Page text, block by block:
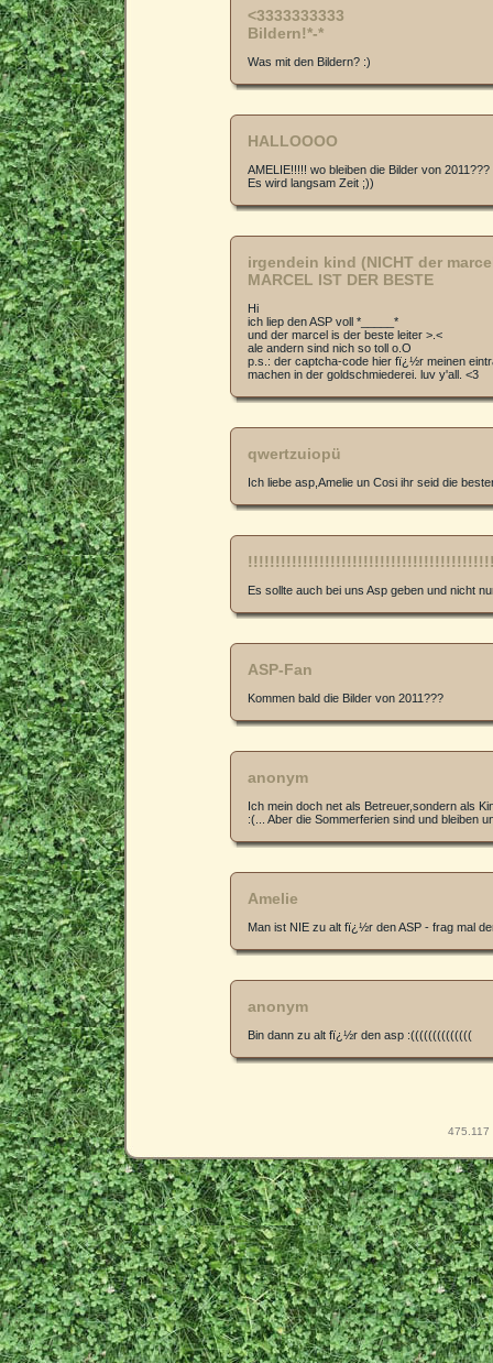
<3333333333
Bildern!*-*
Was mit den Bildern? :)
HALLOOOO
AMELIE!!!!! wo bleiben die Bilder von 2011???
Es wird langsam Zeit ;))
irgendein kind (NICHT der
MARCEL IST DER BESTE
Hi
ich liep den ASP voll *_____*
und der marcel is der beste leiter >.<
ale andern sind nich so toll o.O
p.s.: der captcha-code hier fï¿½r meinen
machen in der goldschmiederei. luv y'all. <3
qwertzuiopü
Ich liebe asp,Amelie un Cosi ihr seid die
Es sollte auch bei uns Asp geben und nicht
ASP-Fan
Kommen bald die Bilder von 2011???
anonym
Ich mein doch net als Betreuer,sondern als
:(... Aber die Sommerferien sind und bleiben
Amelie
Man ist NIE zu alt fï¿½r den ASP - frag mal
anonym
Bin dann zu alt fï¿½r den asp :((((((((((((((
475.117